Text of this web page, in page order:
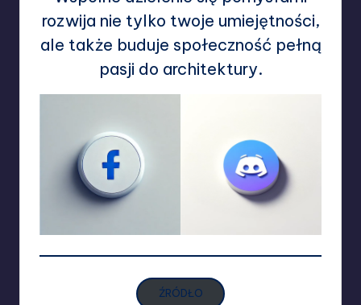
rozwija nie tylko twoje umiejętności,
ale także buduje społeczność pełną
pasji do architektury.
ŹRÓDŁO